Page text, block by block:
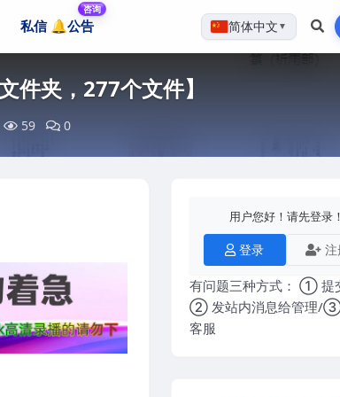
私信 🔔公告
咨询
简体中文 ▼
件夹，277个文件】
59 0
用户您好！请先登录！
登录
有问题三种方式： ① 提
② 发站内消息给管理/
客服